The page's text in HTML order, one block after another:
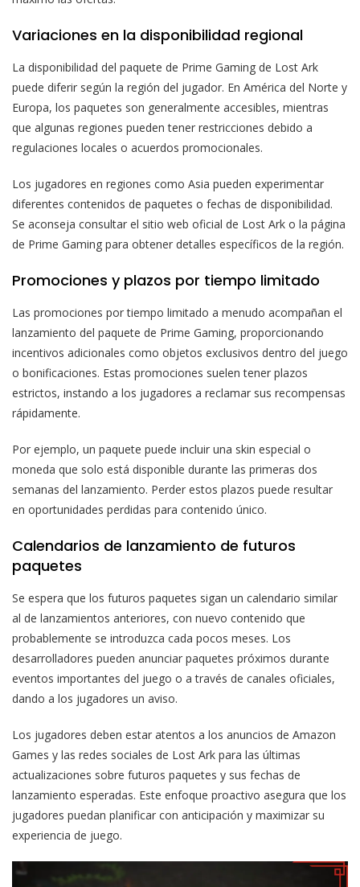
Variaciones en la disponibilidad regional
La disponibilidad del paquete de Prime Gaming de Lost Ark
puede diferir según la región del jugador. En América del Norte y
Europa, los paquetes son generalmente accesibles, mientras
que algunas regiones pueden tener restricciones debido a
regulaciones locales o acuerdos promocionales.
Los jugadores en regiones como Asia pueden experimentar
diferentes contenidos de paquetes o fechas de disponibilidad.
Se aconseja consultar el sitio web oficial de Lost Ark o la página
de Prime Gaming para obtener detalles específicos de la región.
Promociones y plazos por tiempo limitado
Las promociones por tiempo limitado a menudo acompañan el
lanzamiento del paquete de Prime Gaming, proporcionando
incentivos adicionales como objetos exclusivos dentro del juego
o bonificaciones. Estas promociones suelen tener plazos
estrictos, instando a los jugadores a reclamar sus recompensas
rápidamente.
Por ejemplo, un paquete puede incluir una skin especial o
moneda que solo está disponible durante las primeras dos
semanas del lanzamiento. Perder estos plazos puede resultar
en oportunidades perdidas para contenido único.
Calendarios de lanzamiento de futuros
paquetes
Se espera que los futuros paquetes sigan un calendario similar
al de lanzamientos anteriores, con nuevo contenido que
probablemente se introduzca cada pocos meses. Los
desarrolladores pueden anunciar paquetes próximos durante
eventos importantes del juego o a través de canales oficiales,
dando a los jugadores un aviso.
Los jugadores deben estar atentos a los anuncios de Amazon
Games y las redes sociales de Lost Ark para las últimas
actualizaciones sobre futuros paquetes y sus fechas de
lanzamiento esperadas. Este enfoque proactivo asegura que los
jugadores puedan planificar con anticipación y maximizar su
experiencia de juego.